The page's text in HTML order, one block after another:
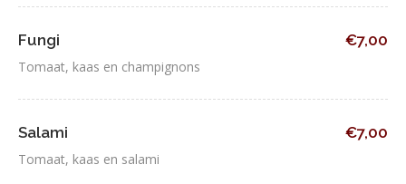
Fungi
Tomaat, kaas en champignons
€7,00
Salami
Tomaat, kaas en salami
€7,00